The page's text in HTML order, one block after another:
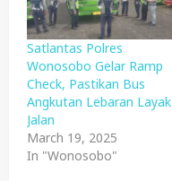
Satlantas Polres
Wonosobo Gelar Ramp
Check, Pastikan Bus
Angkutan Lebaran Layak
Jalan
March 19, 2025
In "Wonosobo"